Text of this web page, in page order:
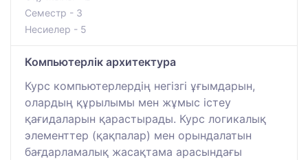
Семестр - 3
Несиелер - 5
Компьютерлік архитектура
Курс компьютерлердің негізгі ұғымдарын,
олардың құрылымы мен жұмыс істеу
қағидаларын қарастырады. Курс логикалық
элементтер (қақпалар) мен орындалатын
бағдарламалық жасақтама арасындағы